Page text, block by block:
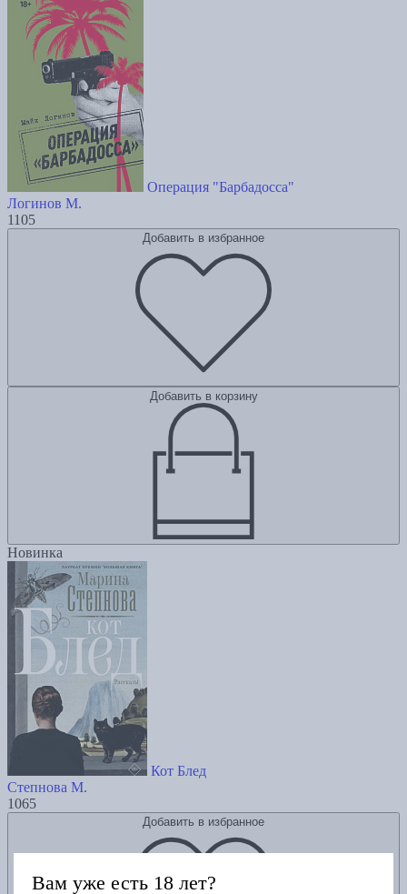
Операция "Барбадосса"
Логинов М.
1105
Добавить в избранное
Добавить в корзину
Новинка
Кот Блед
Степнова М.
1065
Добавить в избранное
Вам уже есть 18 лет?